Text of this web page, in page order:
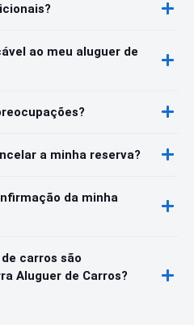
ao meu aluguer de
a minha reserva?
da minha
carros são
Aluguer de Carros?